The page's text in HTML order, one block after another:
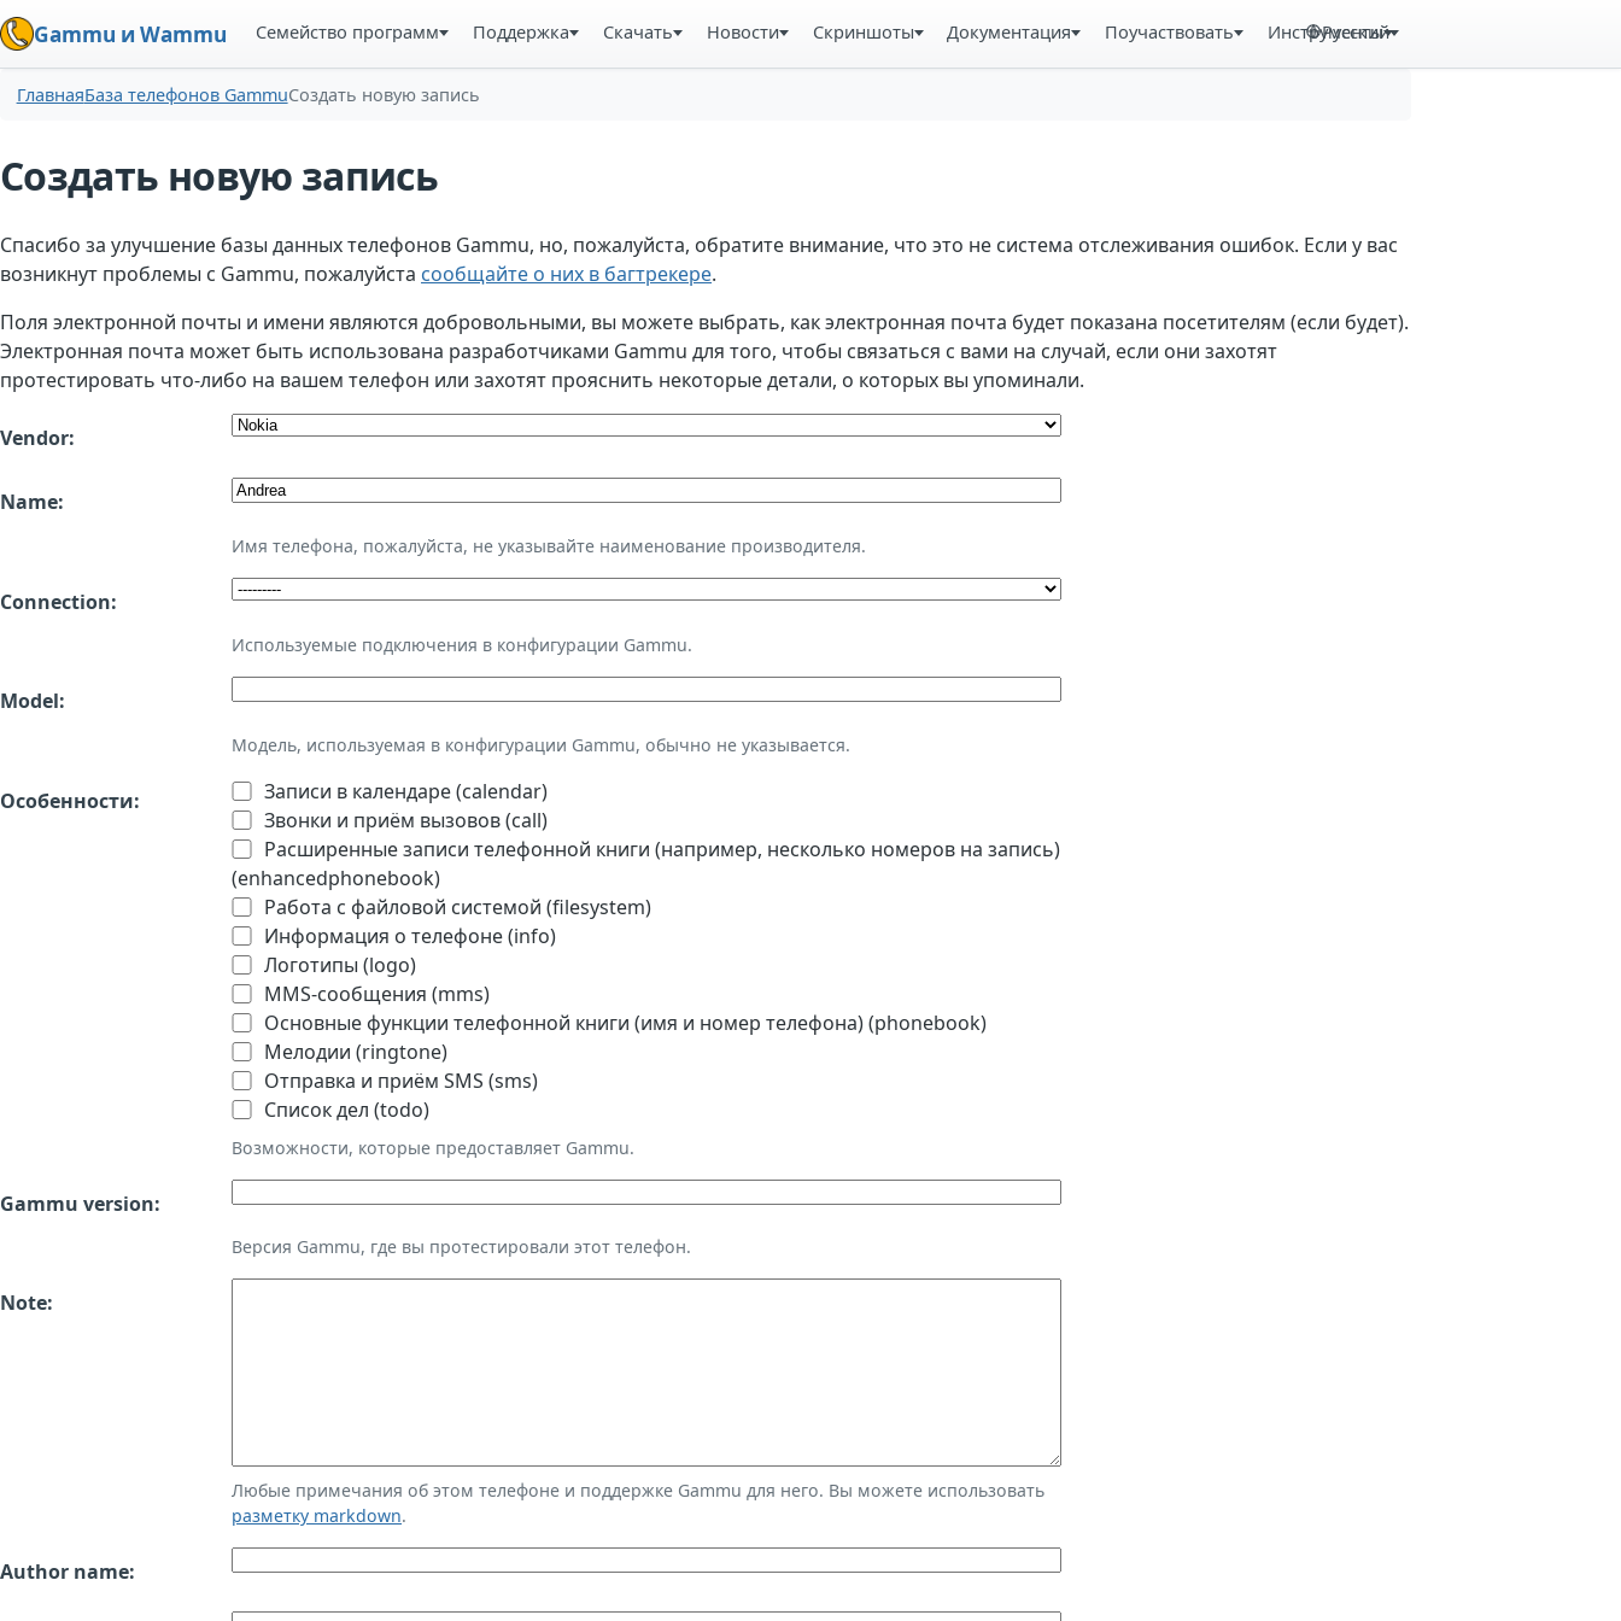
Gammu и Wammu Семейство программ Поддержка Скачать Новости Скриншоты Документация Поучаствовать Инструменты
Русский
ГлавнаяБаза телефонов GammuСоздать новую запись
Создать новую запись
Спасибо за улучшение базы данных телефонов Gammu, но, пожалуйста, обратите внимание, что это не система отслеживания ошибок. Если у вас
возникнут проблемы с Gammu, пожалуйста сообщайте о них в багтрекере.
Поля электронной почты и имени являются добровольными, вы можете выбрать, как электронная почта будет показана посетителям (если будет).
Электронная почта может быть использована разработчиками Gammu для того, чтобы связаться с вами на случай, если они захотят
протестировать что-либо на вашем телефон или захотят прояснить некоторые детали, о которых вы упоминали.
Vendor:
Name:
Имя телефона, пожалуйста, не указывайте наименование производителя.
Connection:
Используемые подключения в конфигурации Gammu.
Model:
Модель, используемая в конфигурации Gammu, обычно не указывается.
Особенности:
Записи в календаре (calendar)
Звонки и приём вызовов (call)
Расширенные записи телефонной книги (например, несколько номеров на запись)
(enhancedphonebook)
Работа с файловой системой (filesystem)
Информация о телефоне (info)
Логотипы (logo)
MMS-сообщения (mms)
Основные функции телефонной книги (имя и номер телефона) (phonebook)
Мелодии (ringtone)
Отправка и приём SMS (sms)
Список дел (todo)
Возможности, которые предоставляет Gammu.
Gammu version:
Версия Gammu, где вы протестировали этот телефон.
Note:
Любые примечания об этом телефоне и поддержке Gammu для него. Вы можете использовать
разметку markdown.
Author name: